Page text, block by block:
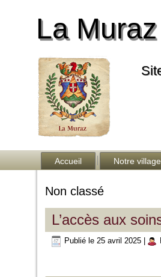
La Muraz
Accueil Notre village
Non classé
L’accès aux
Publié le 25 avril 2025